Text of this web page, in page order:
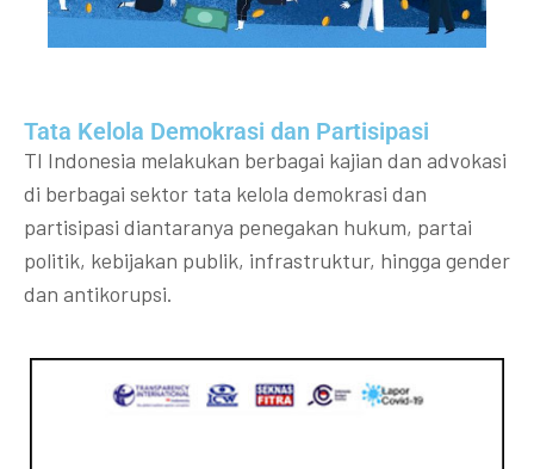
Tata Kelola Demokrasi dan Partisipasi​
TI Indonesia melakukan berbagai kajian dan advokasi
di berbagai sektor tata kelola demokrasi dan
partisipasi diantaranya penegakan hukum, partai
politik, kebijakan publik, infrastruktur, hingga gender
dan antikorupsi.